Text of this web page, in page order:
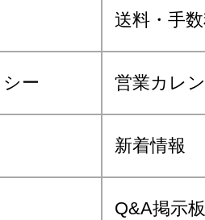
送料・手
ー 営業カレ
新着情報
Q&A掲示板